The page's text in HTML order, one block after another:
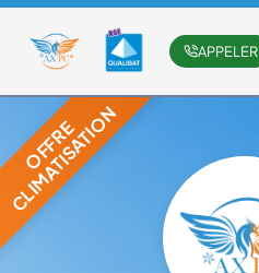
Aller
contenu
APPELER
Panneau de gestion des cookies